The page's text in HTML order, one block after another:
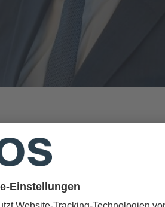
für Schulter- und
diesjährigen ESSKA (European
zum 8. Vorsitzenden der
nun für die Jahre 2024 -
operative Behandlung sämtlicher